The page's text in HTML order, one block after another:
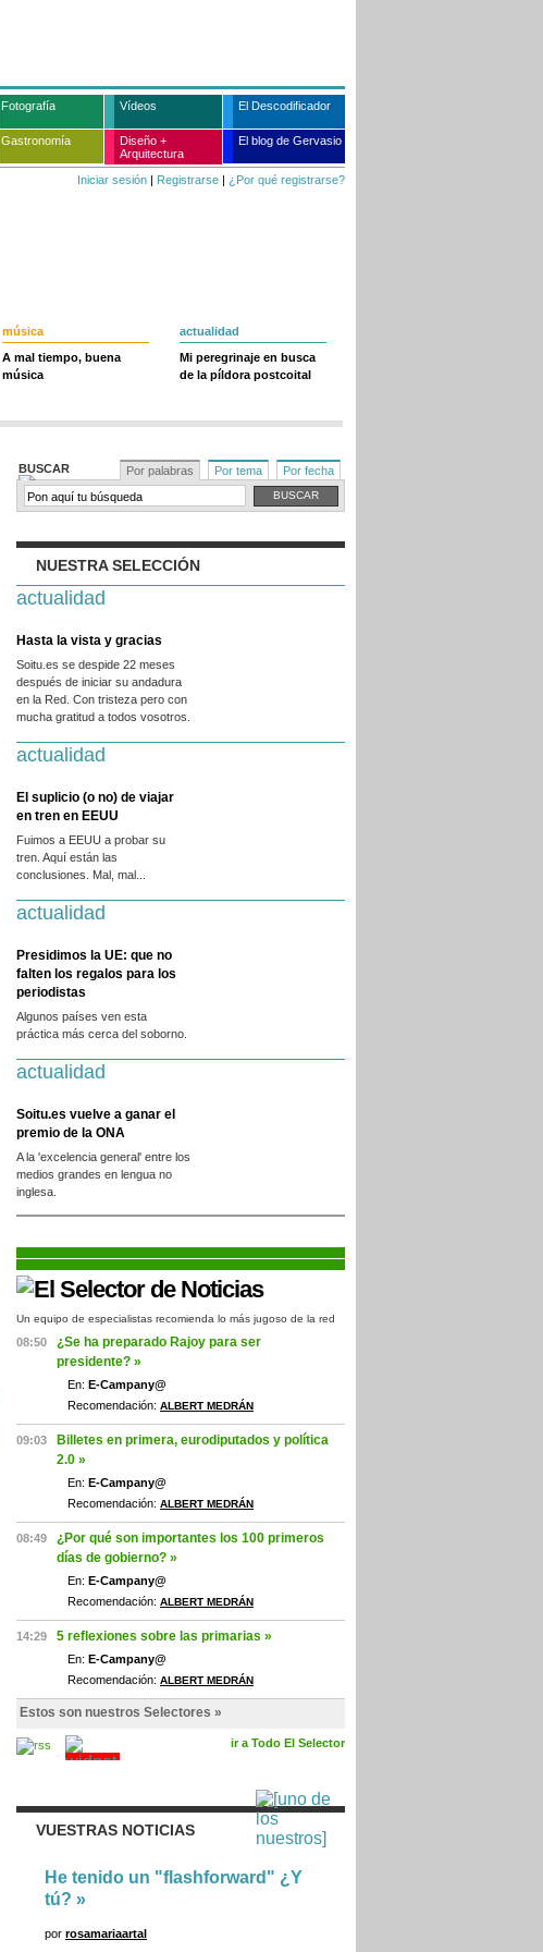
Fotografía Vídeos El Descodificador
Gastronomía
Diseño +
Arquitectura
El blog de Gervasio
Iniciar sesión | Registrarse | ¿Por qué registrarse?
música
A mal tiempo, buena
música
actualidad
Mi peregrinaje en busca
de la píldora postcoital
BUSCAR Por palabras Por tema Por fecha
NUESTRA SELECCIÓN
actualidad
Hasta la vista y gracias
Soitu.es se despide 22 meses
después de iniciar su andadura
en la Red. Con tristeza pero con
mucha gratitud a todos vosotros.
actualidad
El suplicio (o no) de viajar
en tren en EEUU
Fuimos a EEUU a probar su
tren. Aquí están las
conclusiones. Mal, mal...
actualidad
Presidimos la UE: que no
falten los regalos para los
periodistas
Algunos países ven esta
práctica más cerca del soborno.
actualidad
Soitu.es vuelve a ganar el
premio de la ONA
A la 'excelencia general' entre los
medios grandes en lengua no
inglesa.
Un equipo de especialistas recomienda lo más jugoso de la red
08:50
¿Se ha preparado Rajoy para ser
presidente? »
En: E-Campany@
Recomendación: ALBERT MEDRÁN
09:03
Billetes en primera, eurodiputados y política
2.0 »
En: E-Campany@
Recomendación: ALBERT MEDRÁN
08:49
¿Por qué son importantes los 100 primeros
días de gobierno? »
En: E-Campany@
Recomendación: ALBERT MEDRÁN
14:29 5 reflexiones sobre las primarias »
En: E-Campany@
Recomendación: ALBERT MEDRÁN
Estos son nuestros Selectores »
ir a Todo El Selector
VUESTRAS NOTICIAS
He tenido un "flashforward" ¿Y
tú? »
por rosamariaartal